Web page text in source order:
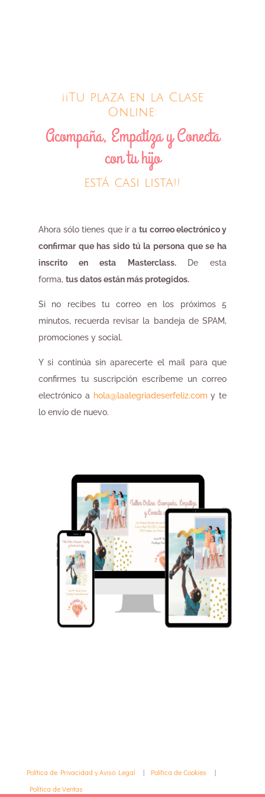
¡¡Tu plaza en la Clase
Online:
Acompaña, Empatiza y Conecta
con tu hijo
está casi lista!!
Ahora sólo tienes que ir atu correo electrónico y
confirmar que has sido tú la persona que se ha
inscrito en esta Masterclass.
De esta
forma, tus datos están más protegidos.
Si no recibes tu correo en los próximos 5
minutos, recuerda revisar la bandeja de SPAM,
promociones y social.
Y si continúa sin aparecerte el mail para que
confirmes tu suscripción escríbeme un correo
electrónico a hola@laalegriadeserfeliz.com y te
lo envío de nuevo.
Política de Privacidad y Aviso Legal | Política de Cookies
|
Política de Ventas